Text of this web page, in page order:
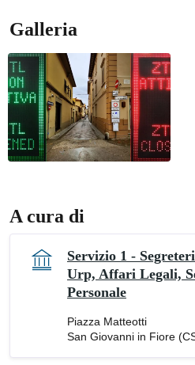
Galleria
A cura di
Servizio 1 -
Urp, Affari Legali,
Personale
Piazza Matteotti
San Giovanni in Fiore